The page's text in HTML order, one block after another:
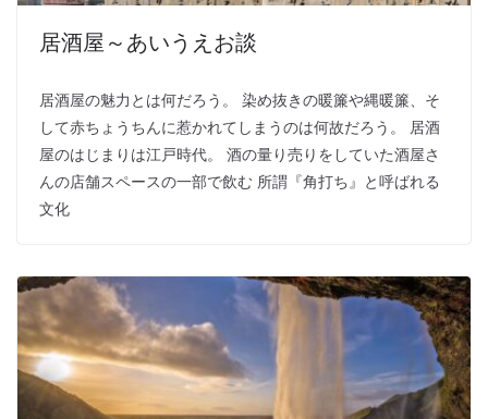
居酒屋～あいうえお談
居酒屋の魅力とは何だろう。 染め抜きの暖簾や縄暖簾、そ
して赤ちょうちんに惹かれてしまうのは何故だろう。 居酒
屋のはじまりは江戸時代。 酒の量り売りをしていた酒屋さ
んの店舗スペースの一部で飲む 所謂『角打ち』と呼ばれる
文化